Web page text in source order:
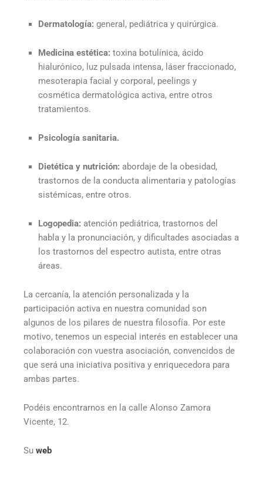
Dermatología: general, pediátrica y quirúrgica.
Medicina estética: toxina botulínica, ácido
hialurónico, luz pulsada intensa, láser fraccionado,
mesoterapia facial y corporal, peelings y
cosmética dermatológica activa, entre otros
tratamientos.
Psicología sanitaria.
Dietética y nutrición: abordaje de la obesidad,
trastornos de la conducta alimentaria y patologías
sistémicas, entre otros.
Logopedia: atención pediátrica, trastornos del
habla y la pronunciación, y dificultades asociadas a
los trastornos del espectro autista, entre otras
áreas.
La cercanía, la atención personalizada y la
participación activa en nuestra comunidad son
algunos de los pilares de nuestra filosofía. Por este
motivo, tenemos un especial interés en establecer una
colaboración con vuestra asociación, convencidos de
que será una iniciativa positiva y enriquecedora para
ambas partes.
Podéis encontrarnos en la calle Alonso Zamora
Vicente, 12.
Su web